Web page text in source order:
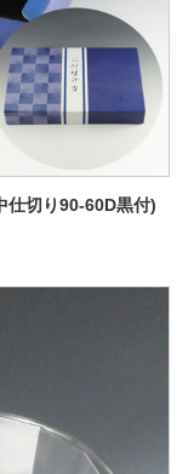
仕切り90-60D黒付)